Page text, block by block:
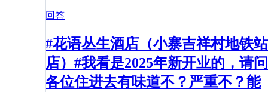
回答
#花语丛生酒店（小寨吉祥村地铁站
店）#我看是2025年新开业的，请问
各位住进去有味道不？严重不？能